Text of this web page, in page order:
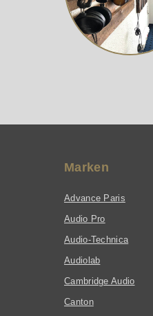
Marken
Advance Paris
Audio Pro
Audio-Technica
Audiolab
Cambridge Audio
Canton